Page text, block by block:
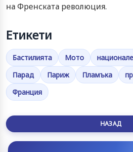
на Френската революция.
Етикети
Бастилията Мото
Парад
Париж Пламъка
Франция
НАЗАД